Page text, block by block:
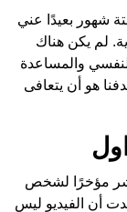
شهور بعيدًا عني
لم يكن هناك
والمساعدة
هو أن يتعافى
مؤخرًا لشخص
أن الفيديو ليس